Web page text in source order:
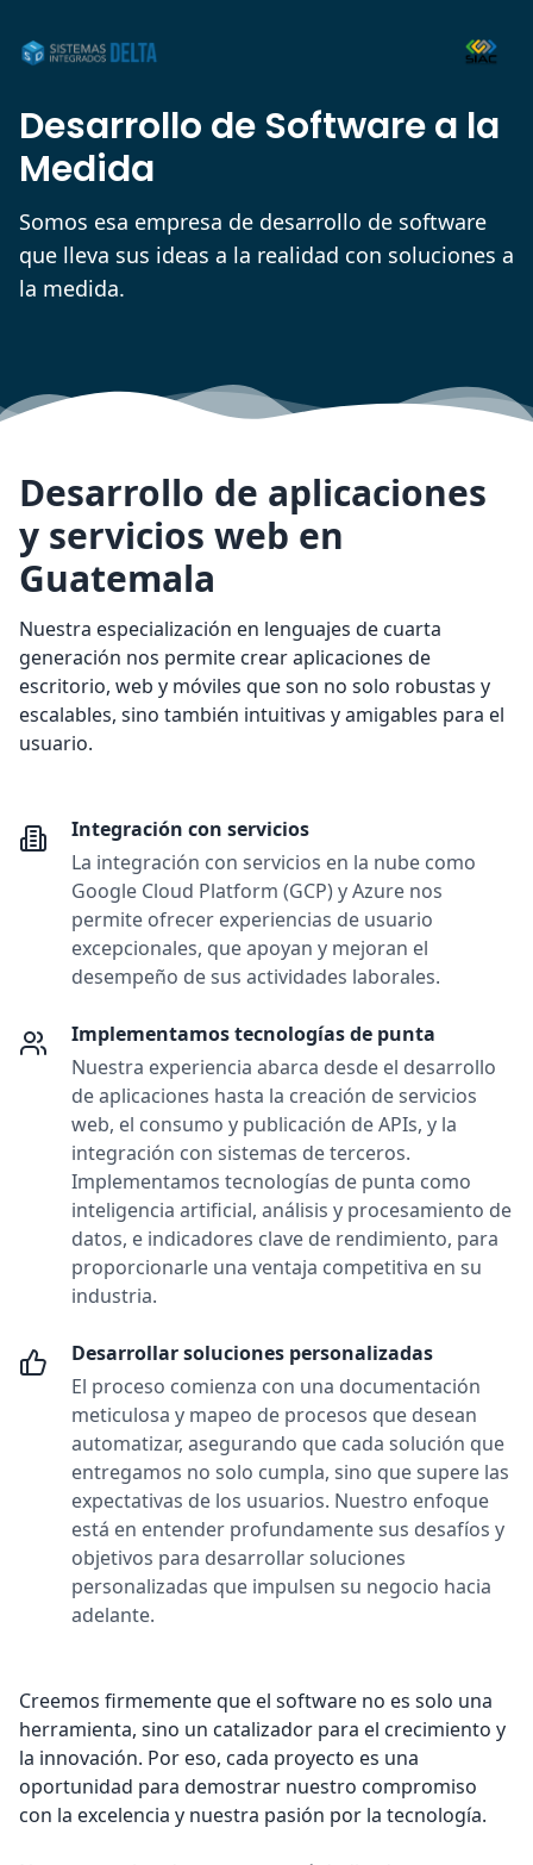
Desarrollo de Software a la
Medida
Somos esa empresa de desarrollo de software
que lleva sus ideas a la realidad con soluciones a
la medida.
Desarrollo de aplicaciones
y servicios web en
Guatemala
Nuestra especialización en lenguajes de cuarta
generación nos permite crear aplicaciones de
escritorio, web y móviles que son no solo robustas y
escalables, sino también intuitivas y amigables para el
usuario.
Integración con servicios
La integración con servicios en la nube como
Google Cloud Platform (GCP) y Azure nos
permite ofrecer experiencias de usuario
excepcionales, que apoyan y mejoran el
desempeño de sus actividades laborales.
Implementamos tecnologías de punta
Nuestra experiencia abarca desde el desarrollo
de aplicaciones hasta la creación de servicios
web, el consumo y publicación de APIs, y la
integración con sistemas de terceros.
Implementamos tecnologías de punta como
inteligencia artificial, análisis y procesamiento de
datos, e indicadores clave de rendimiento, para
proporcionarle una ventaja competitiva en su
industria.
Desarrollar soluciones personalizadas
El proceso comienza con una documentación
meticulosa y mapeo de procesos que desean
automatizar, asegurando que cada solución que
entregamos no solo cumpla, sino que supere las
expectativas de los usuarios. Nuestro enfoque
está en entender profundamente sus desafíos y
objetivos para desarrollar soluciones
personalizadas que impulsen su negocio hacia
adelante.
Creemos firmemente que el software no es solo una
herramienta, sino un catalizador para el crecimiento y
la innovación. Por eso, cada proyecto es una
oportunidad para demostrar nuestro compromiso
con la excelencia y nuestra pasión por la tecnología.